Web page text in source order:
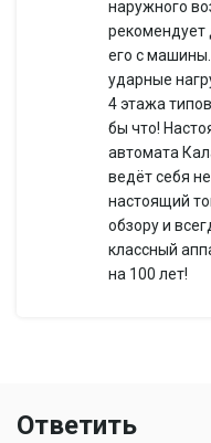
Хранение данных
Встроенная память
Поддержка карт
Форматирование
карты памяти
Дополнительно
наружного
рекомендует
его с
ударные
4 этажа
бы что!
автомата
ведёт себя
настоящий
обзору и
классный
на 100 лет!
Ответить